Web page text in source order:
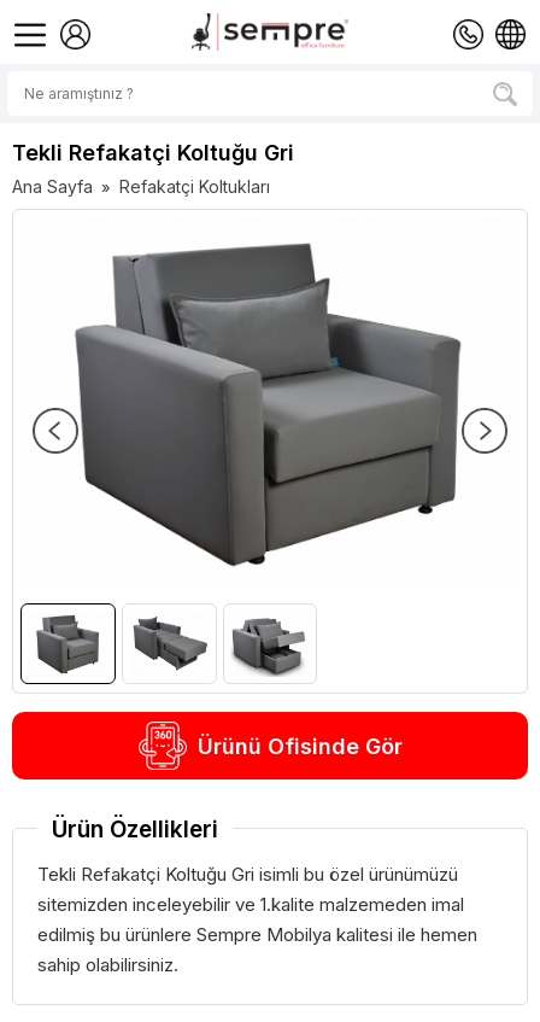
Tekli Refakatçi Koltuğu Gri
Ana Sayfa » Refakatçi Koltukları
Ürünü Ofisinde Gör
Ürün Özellikleri
Tekli Refakatçi Koltuğu Gri isimli bu özel ürünümüzü
sitemizden inceleyebilir ve 1.kalite malzemeden imal
edilmiş bu ürünlere Sempre Mobilya kalitesi ile hemen
sahip olabilirsiniz.